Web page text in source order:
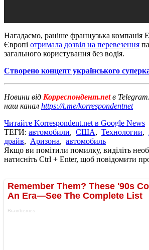
Нагадаємо, раніше французька компанія
Європі отримала дозвіл на перевезення
загального користування без водія.
Створено концепт українського
Новини від Корреспондент.netв
наш канал https://t.me/korrespondentnet
Читайте Korrespondent.net в Google News
ТЕГИ: автомобили, США, Технологии,
драйв, Аризона, автомобиль
Якщо ви помітили помилку, виділіть
натисніть Ctrl + Enter, щоб повідомити